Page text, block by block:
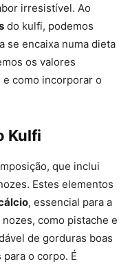
irresistível. Ao
do kulfi, podemos
se encaixa numa dieta
os valores
como incorporar o
Kulfi
que inclui
Estes elementos
, essencial para a
como pistache e
de gorduras boas
o corpo. É